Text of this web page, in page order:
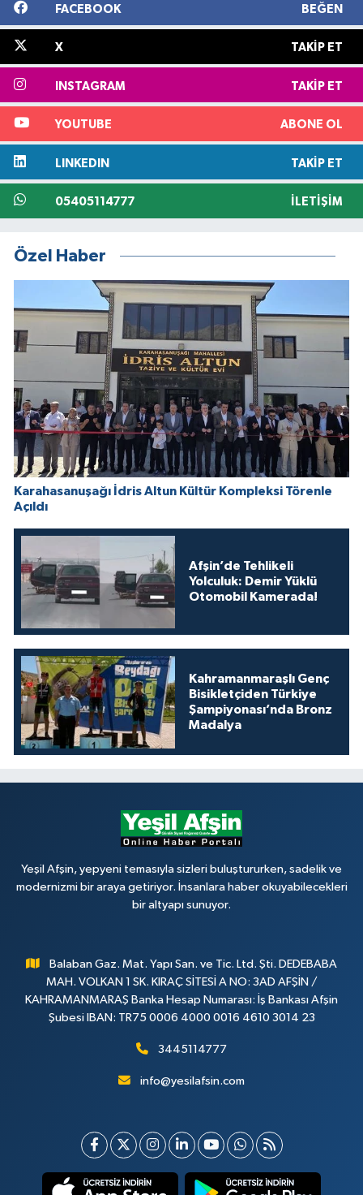
FACEBOOK BEĞEN
X TAKIP ET
INSTAGRAM TAKIP ET
YOUTUBE ABONE OL
LINKEDIN TAKIP ET
05405114777 İLETIŞIM
Özel Haber
Karahasanuşağı İdris Altun Kültür Kompleksi Törenle
Açıldı
Afşin’de Tehlikeli
Yolculuk: Demir Yüklü
Otomobil Kamerada!
Kahramanmaraşlı Genç
Bisikletçiden Türkiye
Şampiyonası’nda Bronz
Madalya
Yeşil Afşin, yepyeni temasıyla sizleri buluştururken, sadelik ve
modernizmi bir araya getiriyor. İnsanlara haber okuyabilecekleri
bir altyapı sunuyor.
Balaban Gaz. Mat. Yapı San. ve Tic. Ltd. Şti. DEDEBABA
MAH. VOLKAN 1 SK. KIRAÇ SİTESİ A NO: 3AD AFŞİN /
KAHRAMANMARAŞ Banka Hesap Numarası: İş Bankası Afşin
Şubesi IBAN: TR75 0006 4000 0016 4610 3014 23
3445114777
info@yesilafsin.com